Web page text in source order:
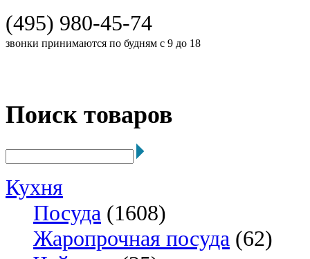
(495) 980-45-74
звонки принимаются по будням с 9 до 18
Поиск товаров
Кухня
Посуда (1608)
Жаропрочная посуда (62)